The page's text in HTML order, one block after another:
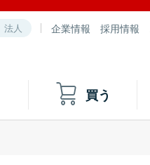
法人 企業情報 採用情報
買う